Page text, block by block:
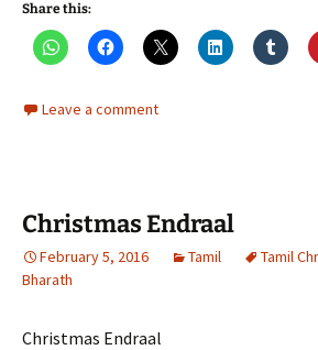
Share this:
Leave a comment
Christmas Endraal
February 5, 2016 Tamil Tamil
Bharath
Christmas Endraal